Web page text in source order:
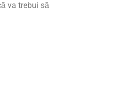
va trebui să